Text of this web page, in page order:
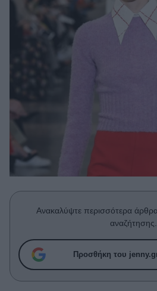
Υγεία + Διατροφή
Parenting
Working Girl
Real Women
Πρόσωπα
Celebrities
True Stories
Ask the Guru
Success Stories
Ανακαλύψτε περισσότερα
αναζήτησης.
Προσθήκη του